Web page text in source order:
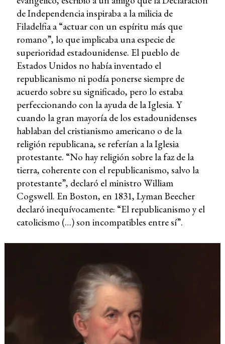
de Independencia inspiraba a la milicia de
Filadelfia a “actuar con un espíritu más que
romano”, lo que implicaba una especie de
superioridad estadounidense. El pueblo de
Estados Unidos no había inventado el
republicanismo ni podía ponerse siempre de
acuerdo sobre su significado, pero lo estaba
perfeccionando con la ayuda de la Iglesia. Y
cuando la gran mayoría de los estadounidenses
hablaban del cristianismo americano o de la
religión republicana, se referían a la Iglesia
protestante. “No hay religión sobre la faz de la
tierra, coherente con el republicanismo, salvo la
protestante”, declaró el ministro William
Cogswell. En Boston, en 1831, Lyman Beecher
declaró inequívocamente: “El republicanismo y el
catolicismo (…) son incompatibles entre sí”.